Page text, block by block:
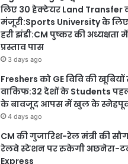
लिए 30 हेक्टेयर Land Transfer
मंजूरी:Sports University के लिए
हरी झंडी:CM पुष्कर की
प्रस्ताव पास
3 days ago
Freshers को GE विवि की
वाकिफ:32 देशों के Students
के बावजूद आपस में खुल के
4 days ago
CM की गुजारिश-रेल मंत्री की
रेलवे स्टेशन पर रुकेगी अछनेरा-
Express